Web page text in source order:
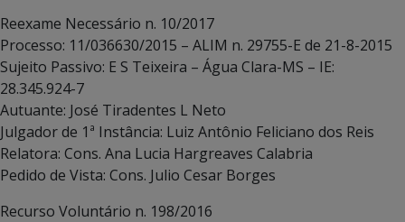
Reexame Necessário n. 10/2017
Processo: 11/036630/2015 – ALIM n. 29755-E de 21-8-2015
Sujeito Passivo: E S Teixeira – Água Clara-MS – IE:
28.345.924-7
Autuante: José Tiradentes L Neto
Julgador de 1ª Instância: Luiz Antônio Feliciano dos Reis
Relatora: Cons. Ana Lucia Hargreaves Calabria
Pedido de Vista: Cons. Julio Cesar Borges
Recurso Voluntário n. 198/2016